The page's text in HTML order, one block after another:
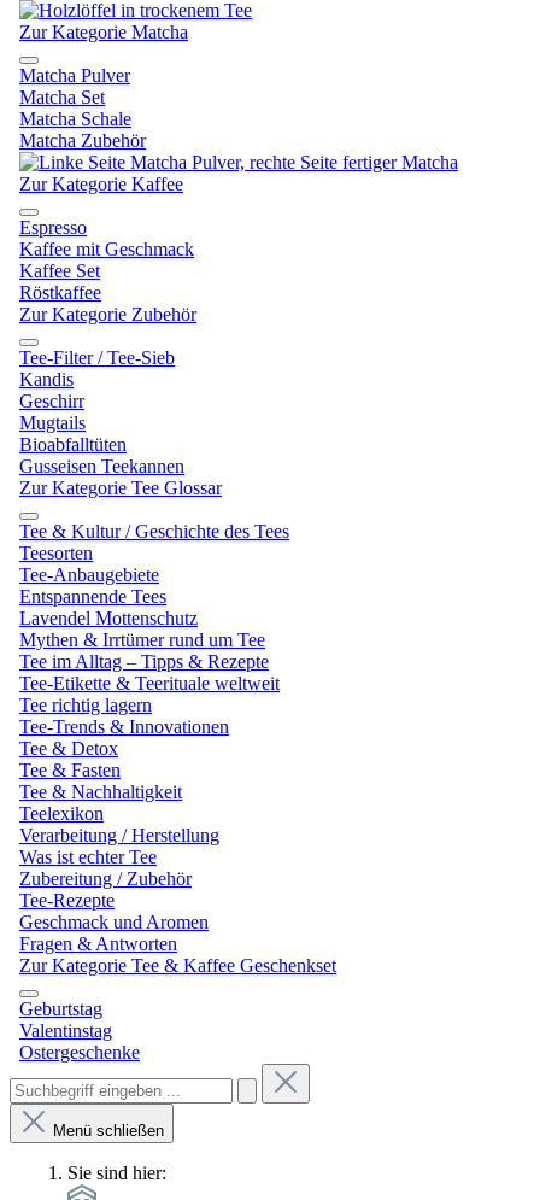
Zur Kategorie Matcha
Matcha Pulver
Matcha Set
Matcha Schale
Matcha Zubehör
Zur Kategorie Kaffee
Espresso
Kaffee mit Geschmack
Kaffee Set
Röstkaffee
Zur Kategorie Zubehör
Tee-Filter / Tee-Sieb
Kandis
Geschirr
Mugtails
Bioabfalltüten
Gusseisen Teekannen
Zur Kategorie Tee Glossar
Tee & Kultur / Geschichte des Tees
Teesorten
Tee-Anbaugebiete
Entspannende Tees
Lavendel Mottenschutz
Mythen & Irrtümer rund um Tee
Tee im Alltag – Tipps & Rezepte
Tee-Etikette & Teerituale weltweit
Tee richtig lagern
Tee-Trends & Innovationen
Tee & Detox
Tee & Fasten
Tee & Nachhaltigkeit
Teelexikon
Verarbeitung / Herstellung
Was ist echter Tee
Zubereitung / Zubehör
Tee-Rezepte
Geschmack und Aromen
Fragen & Antworten
Zur Kategorie Tee & Kaffee Geschenkset
Geburtstag
Valentinstag
Ostergeschenke
Menü schließen
Sie sind hier: